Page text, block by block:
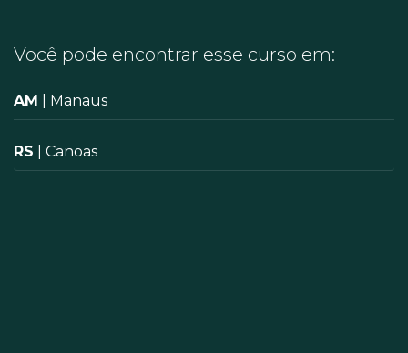
Você pode encontrar esse curso em:
AM | Manaus
RS | Canoas